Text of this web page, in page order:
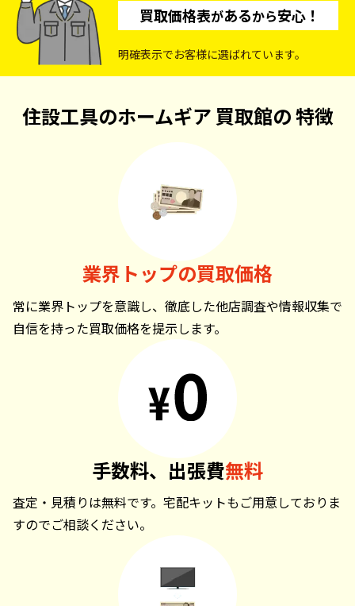
買取価格表があるから安心！
明確表示でお客様に選ばれています。
住設工具のホームギア 買取館の特徴
業界トップの買取価格
常に業界トップを意識し、徹底した他店調査や情報収集で
自信を持った買取価格を提示します。
手数料、出張費無料
査定・見積りは無料です。宅配キットもご用意しておりま
すのでご相談ください。